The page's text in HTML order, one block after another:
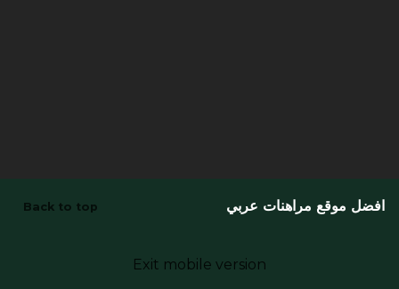
افضل موقع مراهنات عربي Back to top
Exit mobile version